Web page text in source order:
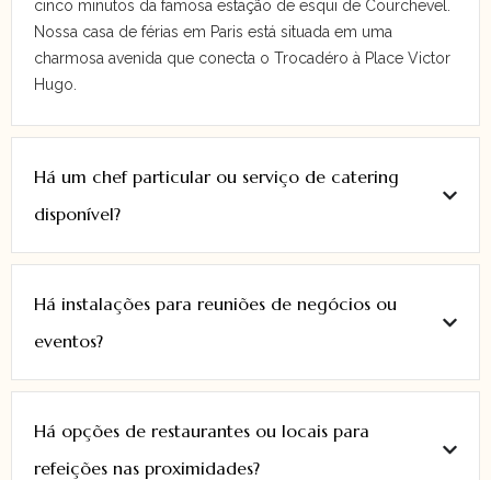
cinco minutos da famosa estação de esqui de Courchevel.
Nossa casa de férias em Paris está situada em uma
charmosa avenida que conecta o Trocadéro à Place Victor
Hugo.
Há um chef particular ou serviço de catering
disponível?
Há instalações para reuniões de negócios ou
eventos?
Há opções de restaurantes ou locais para
refeições nas proximidades?